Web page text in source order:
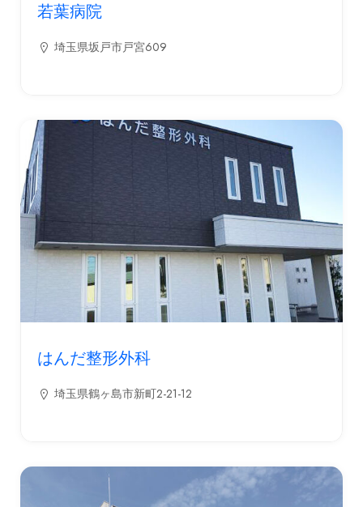
若葉病院
埼玉県坂戸市戸宮609
はんだ整形外科
埼玉県鶴ヶ島市新町2-21-12